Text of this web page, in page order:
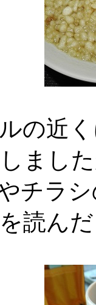
の近
まし
チラ
読ん